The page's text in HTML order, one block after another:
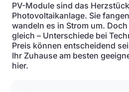
PV-Module sind das
Photovoltaikanlage. Sie
wandeln es in Strom um.
gleich – Unterschiede bei
Preis können entscheidend
Ihr Zuhause am besten
hier.